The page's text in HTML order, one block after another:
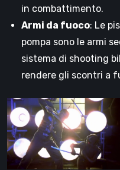
in combattimento.
Armi da fuoco: Le
pompa sono le armi
sistema di shooting
rendere gli scontri a